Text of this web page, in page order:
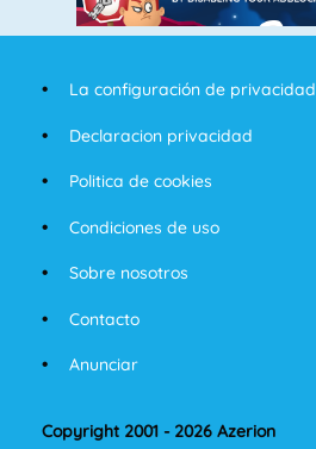
La configuración de privacidad
Declaracion privacidad
Politica de cookies
Condiciones de uso
Sobre nosotros
Contacto
Anunciar
Copyright 2001 - 2026 Azerion